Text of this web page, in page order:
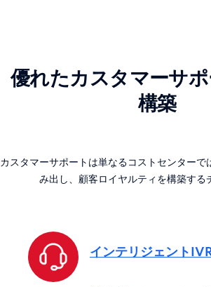
優れたカスタマーサ
構築
カスタマーサポートは単なるコストセンターで
み出し、顧客ロイヤルティを構築する
インテリジェント